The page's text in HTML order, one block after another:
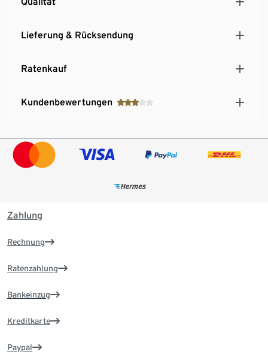
Lieferung & Rücksendung
Ratenkauf
Kundenbewertungen
Zahlung
Rechnung
Ratenzahlung
Bankeinzug
Kreditkarte
Paypal